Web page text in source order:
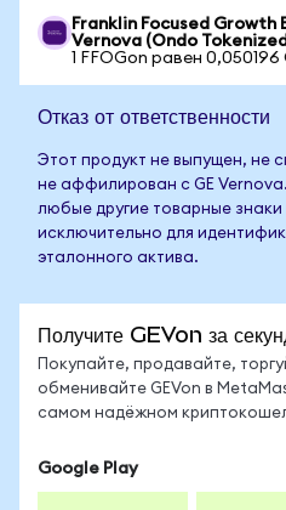
Franklin Focused Growth
Vernova (Ondo
1 FFOGon равен 0,050196
Отказ от ответственности
Этот продукт не выпущен, не
не аффилирован с GE
любые другие товарные знаки
исключительно для
эталонного актива.
Получите GEVon за
Покупайте, продавайте,
обменивайте GEVon в
самом надёжном
Google Play